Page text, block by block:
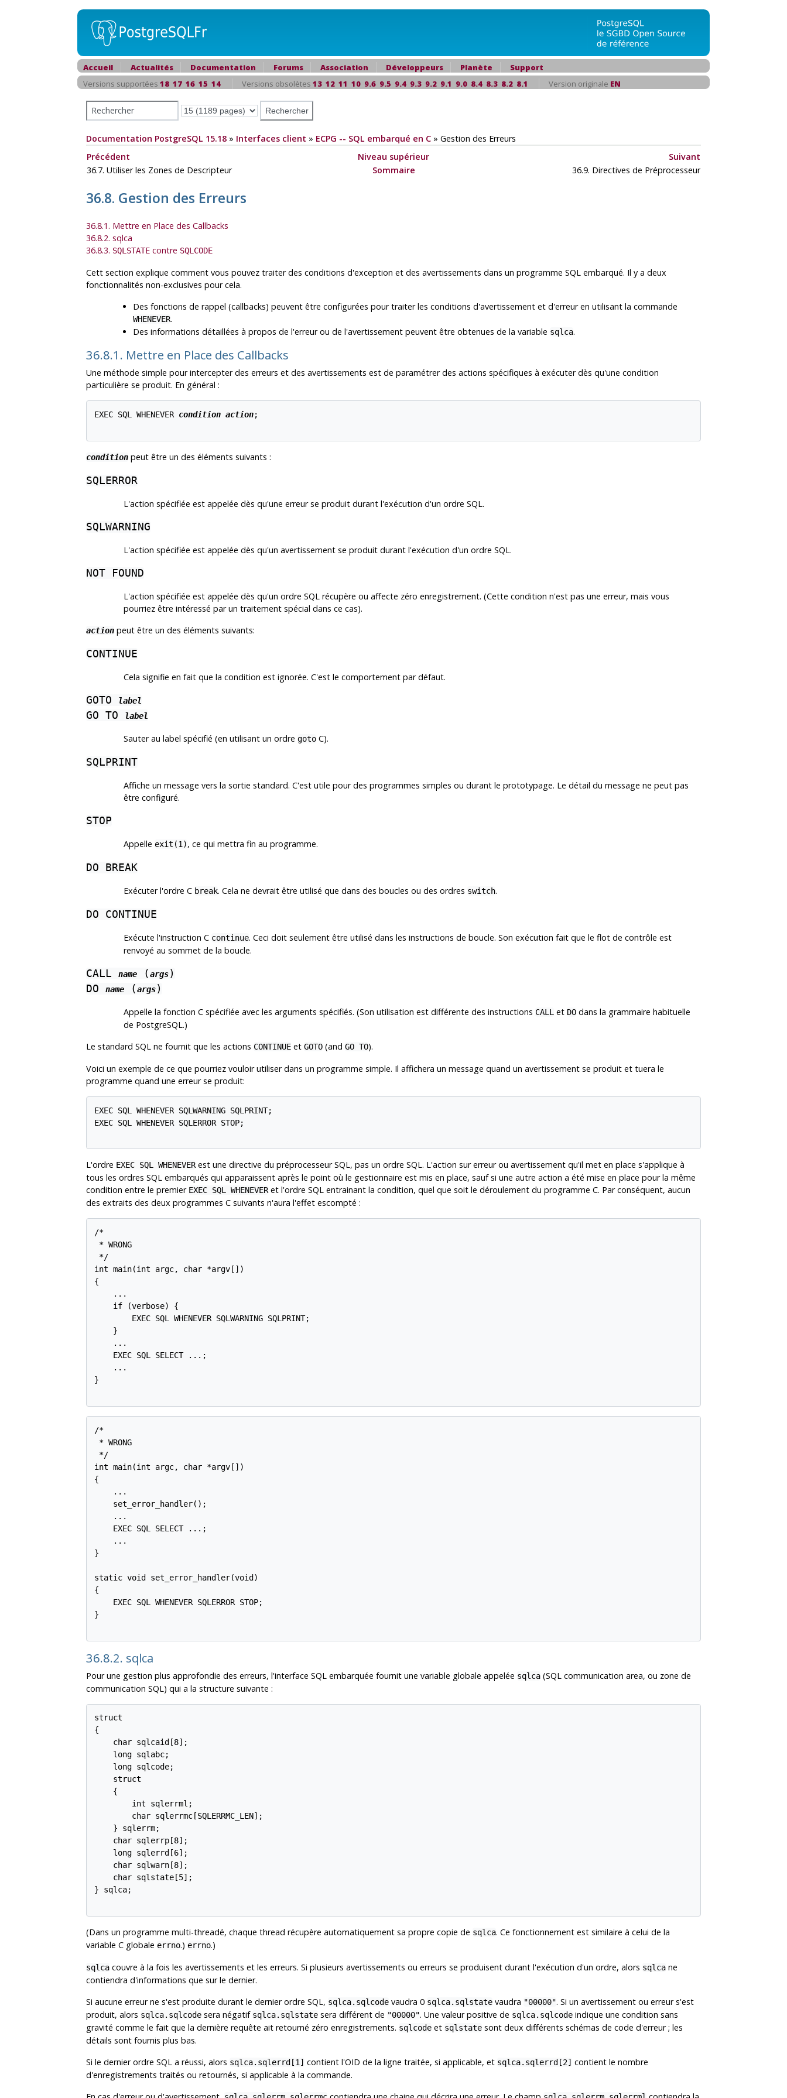
Accueil Actualités Documentation Forums Association Développeurs Planète
Support
Versions supportées 18 17 16 15 14 Versions obsolètes 13 12 11 10 9.6 9.5 9.4 9.3 9.2 9.1 9.0 8.4 8.3 8.2 8.1 Version originale EN
Documentation PostgreSQL 15.18 » Interfaces client » ECPG -- SQL embarqué en C » Gestion des Erreurs
Précédent
Niveau supérieur
Suivant
36.7. Utiliser les Zones de Descripteur
Sommaire 36.9. Directives de Préprocesseur
36.8. Gestion des Erreurs
36.8.1. Mettre en Place des Callbacks
36.8.2. sqlca
36.8.3. SQLSTATE contre SQLCODE
Cett section explique comment vous pouvez traiter des conditions d'exception et des avertissements dans un programme SQL embarqué. Il y a deux
fonctionnalités non-exclusives pour cela.
Des fonctions de rappel (callbacks) peuvent être configurées pour traiter les conditions d'avertissement et d'erreur en utilisant la commande
WHENEVER.
Des informations détaillées à propos de l'erreur ou de l'avertissement peuvent être obtenues de la variable sqlca.
36.8.1. Mettre en Place des Callbacks
Une méthode simple pour intercepter des erreurs et des avertissements est de paramétrer des actions spécifiques à exécuter dès qu'une condition
particulière se produit. En général :
EXEC SQL WHENEVER condition action;
condition peut être un des éléments suivants :
SQLERROR
L'action spécifiée est appelée dès qu'une erreur se produit durant l'exécution d'un ordre SQL.
SQLWARNING
L'action spécifiée est appelée dès qu'un avertissement se produit durant l'exécution d'un ordre SQL.
NOT FOUND
L'action spécifiée est appelée dès qu'un ordre SQL récupère ou affecte zéro enregistrement. (Cette condition n'est pas une erreur, mais vous
pourriez être intéressé par un traitement spécial dans ce cas).
action peut être un des éléments suivants:
CONTINUE
Cela signifie en fait que la condition est ignorée. C'est le comportement par défaut.
GOTO label
GO TO label
Sauter au label spécifié (en utilisant un ordre goto C).
SQLPRINT
Affiche un message vers la sortie standard. C'est utile pour des programmes simples ou durant le prototypage. Le détail du message ne peut pas
être configuré.
STOP
Appelle exit(1), ce qui mettra fin au programme.
DO BREAK
Exécuter l'ordre C break. Cela ne devrait être utilisé que dans des boucles ou des ordres switch.
DO CONTINUE
Exécute l'instruction C continue. Ceci doit seulement être utilisé dans les instructions de boucle. Son exécution fait que le flot de contrôle est
renvoyé au sommet de la boucle.
CALL name (args)
DO
name (args)
Appelle la fonction C spécifiée avec les arguments spécifiés. (Son utilisation est différente des instructions CALL et DO dans la grammaire habituelle
de PostgreSQL.)
Le standard SQL ne fournit que les actions CONTINUE et GOTO (and GO TO).
Voici un exemple de ce que pourriez vouloir utiliser dans un programme simple. Il affichera un message quand un avertissement se produit et tuera le
programme quand une erreur se produit:
EXEC SQL WHENEVER SQLWARNING SQLPRINT;
EXEC SQL WHENEVER SQLERROR STOP;
L'ordre EXEC SQL WHENEVERest une directive du préprocesseur SQL, pas un ordre SQL. L'action sur erreur ou avertissement qu'il met en place s'applique à
tous les ordres SQL embarqués qui apparaissent après le point où le gestionnaire est mis en place, sauf si une autre action a été mise en place pour la même
condition entre le premier EXEC SQL WHENEVERet l'ordre SQL entrainant la condition, quel que soit le déroulement du programme C. Par conséquent, aucun
des extraits des deux programmes C suivants n'aura l'effet escompté :
/*
* WRONG
*/
int main(int argc, char *argv[])
{
    ...
    if (verbose) {
        EXEC SQL WHENEVER SQLWARNING SQLPRINT;
    }
    ...
    EXEC SQL SELECT ...;
    ...
}
/*
* WRONG
*/
int main(int argc, char *argv[])
{
    ...
    set_error_handler();
    ...
    EXEC SQL SELECT ...;
    ...
}
static void set_error_handler(void)
{
    EXEC SQL WHENEVER SQLERROR STOP;
}
36.8.2. sqlca
Pour une gestion plus approfondie des erreurs, l'interface SQL embarquée fournit une variable globale appelée sqlca (SQL communication area, ou zone de
communication SQL) qui a la structure suivante :
struct
{
    char sqlcaid[8];
    long sqlabc;
    long sqlcode;
    struct
    {
        int sqlerrml;
        char sqlerrmc[SQLERRMC_LEN];
    } sqlerrm;
    char sqlerrp[8];
    long sqlerrd[6];
    char sqlwarn[8];
    char sqlstate[5];
} sqlca;
(Dans un programme multi-threadé, chaque thread récupère automatiquement sa propre copie de sqlca. Ce fonctionnement est similaire à celui de la
variable C globale errno.) errno.)
sqlca couvre à la fois les avertissements et les erreurs. Si plusieurs avertissements ou erreurs se produisent durant l'exécution d'un ordre, alors sqlca ne
contiendra d'informations que sur le dernier.
Si aucune erreur ne s'est produite durant le dernier ordre SQL, sqlca.sqlcode vaudra 0 sqlca.sqlstate vaudra "00000". Si un avertissement ou erreur s'est
produit, alors sqlca.sqlcode sera négatif sqlca.sqlstate sera différent de "00000". Une valeur positive de sqlca.sqlcode indique une condition sans
gravité comme le fait que la dernière requête ait retourné zéro enregistrements. sqlcode et sqlstate sont deux différents schémas de code d'erreur ; les
détails sont fournis plus bas.
Si le dernier ordre SQL a réussi, alors sqlca.sqlerrd[1] contient l'OID de la ligne traitée, si applicable, et sqlca.sqlerrd[2] contient le nombre
d'enregistrements traités ou retournés, si applicable à la commande.